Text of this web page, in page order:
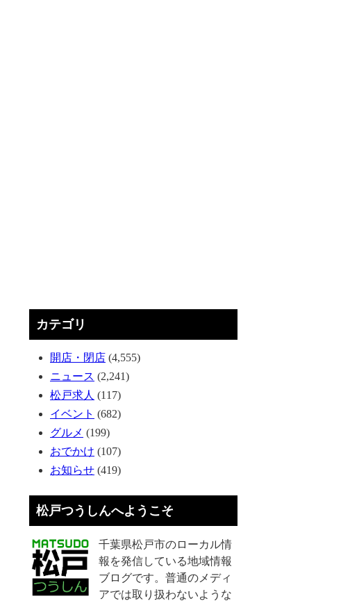
カテゴリ
開店・閉店 (4,555)
ニュース (2,241)
松戸求人 (117)
イベント (682)
グルメ (199)
おでかけ (107)
お知らせ (419)
松戸つうしんへようこそ
千葉県松戸市のローカル情
報を発信している地域情報
ブログです。普通のメディ
アでは取り扱わないような